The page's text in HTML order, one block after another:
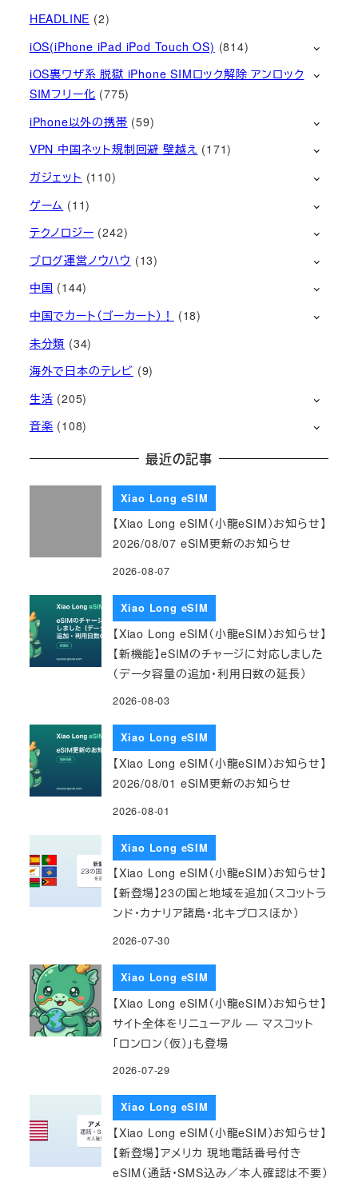
HEADLINE (2)
iOS(iPhone iPad iPod Touch OS) (814)
iOS裏ワザ系 脱獄 iPhone SIMロック解除 アンロック
SIMフリー化 (775)
iPhone以外の携帯 (59)
VPN 中国ネット規制回避 壁越え (171)
ガジェット (110)
ゲーム (11)
テクノロジー (242)
ブログ運営ノウハウ (13)
中国 (144)
中国でカート（ゴーカート）！
(18)
未分類 (34)
海外で日本のテレビ (9)
生活 (205)
音楽 (108)
最近の記事
Xiao Long eSIM
【Xiao Long eSIM（小龍eSIM）お知らせ】
2026/08/07 eSIM更新のお知らせ
2026-08-07
Xiao Long eSIM
【Xiao Long eSIM（小龍eSIM）お知らせ】
【新機能】eSIMのチャージに対応しました
（データ容量の追加・利用日数の延長）
2026-08-03
Xiao Long eSIM
【Xiao Long eSIM（小龍eSIM）お知らせ】
2026/08/01 eSIM更新のお知らせ
2026-08-01
Xiao Long eSIM
【Xiao Long eSIM（小龍eSIM）お知らせ】
【新登場】23の国と地域を追加（スコットラ
ンド・カナリア諸島・北キプロスほか）
2026-07-30
Xiao Long eSIM
【Xiao Long eSIM（小龍eSIM）お知らせ】
サイト全体をリニューアル — マスコット
「ロンロン（仮）」も登場
2026-07-29
Xiao Long eSIM
【Xiao Long eSIM（小龍eSIM）お知らせ】
【新登場】アメリカ 現地電話番号付き
eSIM（通話・SMS込み／本人確認は不要）